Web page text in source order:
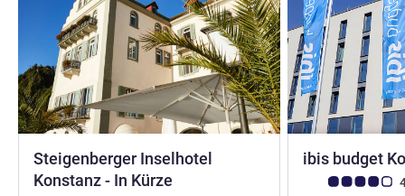
Steigenberger Inselhotel
Konstanz - In Kürze
ibis budget
Note